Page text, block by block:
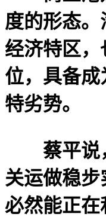
度的形态
经济特区
位，具备
特劣势。
蔡平说
关运做稳
必然能正